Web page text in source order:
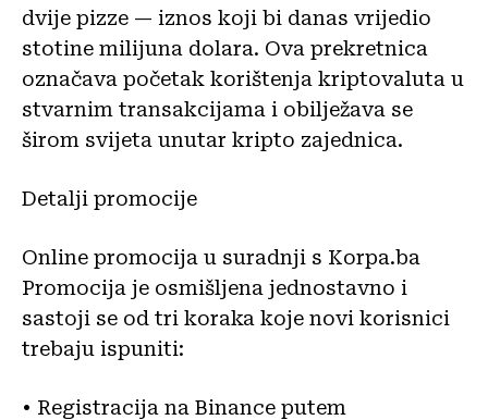
dvije pizze — iznos koji bi danas vrijedio
stotine milijuna dolara. Ova prekretnica
označava početak korištenja kriptovaluta u
stvarnim transakcijama i obilježava se
širom svijeta unutar kripto zajednica.
Detalji promocije
Online promocija u suradnji s Korpa.ba
Promocija je osmišljena jednostavno i
sastoji se od tri koraka koje novi korisnici
trebaju ispuniti:
• Registracija na Binance putem